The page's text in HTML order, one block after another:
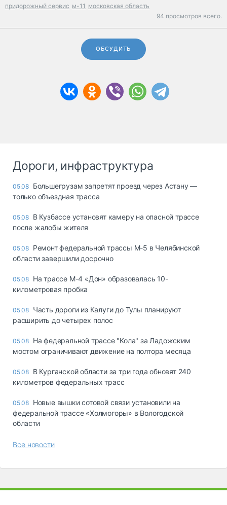
придорожный сервис м-11 московская область
94 просмотров всего.
ОБСУДИТЬ
Дороги, инфраструктура
05.08 Большегрузам запретят проезд через Астану —
только объездная трасса
05.08 В Кузбассе установят камеру на опасной трассе
после жалобы жителя
05.08 Ремонт федеральной трассы М-5 в Челябинской
области завершили досрочно
05.08 На трассе М-4 «Дон» образовалась 10-
километровая пробка
05.08 Часть дороги из Калуги до Тулы планируют
расширить до четырех полос
05.08 На федеральной трассе "Кола" за Ладожским
мостом ограничивают движение на полтора месяца
05.08 В Курганской области за три года обновят 240
километров федеральных трасс
05.08 Новые вышки сотовой связи установили на
федеральной трассе «Холмогоры» в Вологодской
области
Все новости